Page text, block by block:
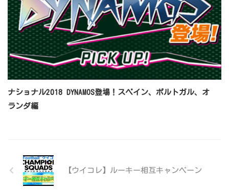
ナショナル2018 DYNAMOS登場！スペイン、ポルトガル、オ
ランダ編
【ウイコレ】ルーキー相互キャンペーン